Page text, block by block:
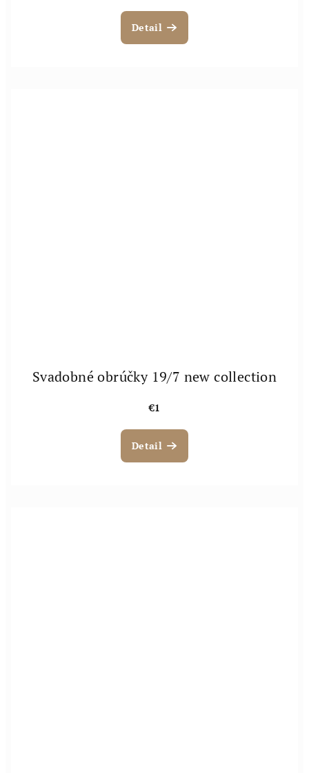
Detail
Svadobné obrúčky 19/7 new collection
€1
Detail